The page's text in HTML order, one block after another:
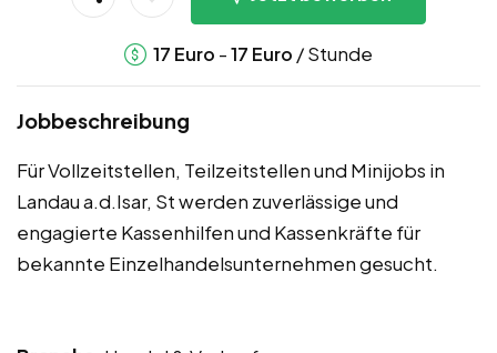
17 Euro -17 Euro / Stunde
Jobbeschreibung
Für Vollzeitstellen, Teilzeitstellen und Minijobs in
Landau a.d.Isar, St werden zuverlässige und
engagierte Kassenhilfen und Kassenkräfte für
bekannte Einzelhandelsunternehmen gesucht.